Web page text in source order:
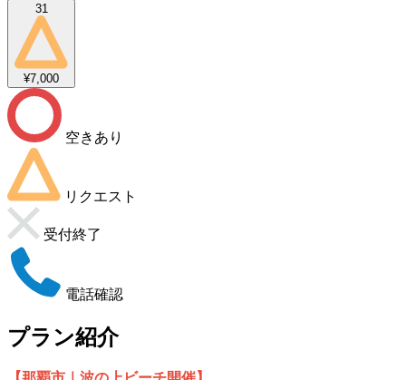
31
¥7,000
空きあり
リクエスト
受付終了
電話確認
プラン紹介